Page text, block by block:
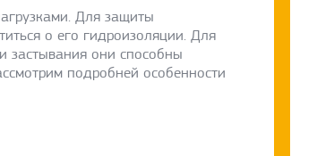
Для защиты
о его гидроизоляции. Для
застывания они способны
подробней особенности